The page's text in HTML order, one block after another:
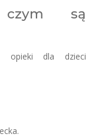
czym są
opieki dla dzieci